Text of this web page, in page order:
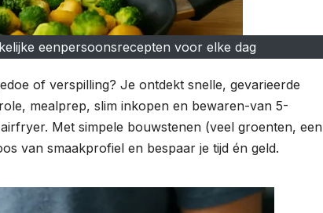
eenpersoonsrecepten voor elke dag
of verspilling? Je ontdekt snelle, gevarieerde
mealprep, slim inkopen en bewaren-van 5-
Met simpele bouwstenen (veel groenten, een
van smaakprofiel en bespaar je tijd én geld.